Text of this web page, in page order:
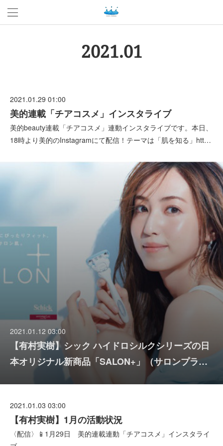
2021.01
2021.01.29 01:00
美的連載「チアコスメ」インスタライブ
美的beauty連載「チアコスメ」連動インスタライブです。本日、
18時より美的のInstagramにて配信！テーマは「肌を知る」htt…
2021.01.12 03:00
【有村実樹】シック ハイドロシルクシリーズの日
本オリジナル新商品「SALON+」（サロンプラ…
2021.01.03 03:00
【有村実樹】1月の活動状況
〈配信〉📱1月29日 美的連載連動「チアコスメ」インスタライ